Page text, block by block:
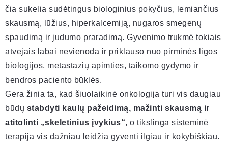
čia sukelia sudėtingus biologinius pokyčius, lemiančius
skausmą, lūžius, hiperkalcemiją, nugaros smegenų
spaudimą ir judumo praradimą. Gyvenimo trukmė tokiais
atvejais labai nevienoda ir priklauso nuo pirminės ligos
biologijos, metastazių apimties, taikomo gydymo ir
bendros paciento būklės.
Gera žinia ta, kad šiuolaikinė onkologija turi vis daugiau
būdų stabdyti kaulų pažeidimą, mažinti skausmą ir
atitolinti „skeletinius įvykius“, o tikslinga sisteminė
terapija vis dažniau leidžia gyventi ilgiau ir kokybiškiau.